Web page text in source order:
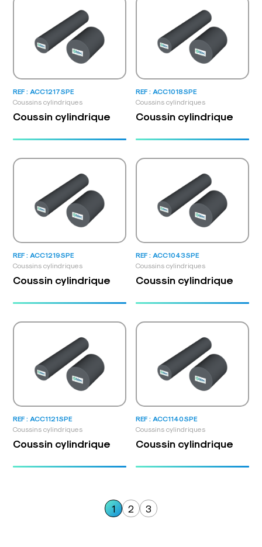
Coussins cylindriques
REF : ACC1217SPE
Coussin cylindrique
Coussins cylindriques
REF : ACC1018SPE
Coussin cylindrique
Coussins cylindriques
REF : ACC1219SPE
Coussin cylindrique
Coussins cylindriques
REF : ACC1043SPE
Coussin cylindrique
Coussins cylindriques
REF : ACC1121SPE
Coussin cylindrique
Coussins cylindriques
REF : ACC1140SPE
Coussin cylindrique
1 2 3